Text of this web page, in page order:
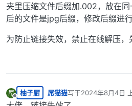
夹里压缩文件后缀加.002，放在
后的文件是jpg后缀，修改后缀进行
为防止链接失效，禁止在线解压
屌
离线
柚子厨 屌猫猫写于2024年8月4日
最后由 编辑